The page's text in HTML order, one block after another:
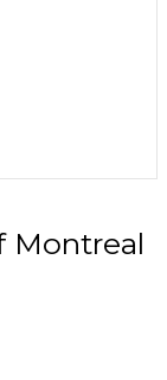
Montreal